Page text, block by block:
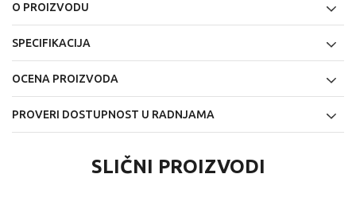
O PROIZVODU
SPECIFIKACIJA
OCENA PROIZVODA
PROVERI DOSTUPNOST U RADNJAMA
SLIČNI PROIZVODI